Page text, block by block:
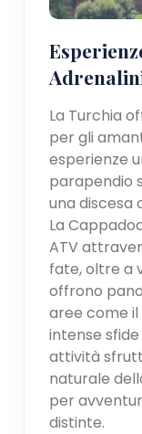
La Turchia
per gli
esperienze
parapendio
una discesa
La
ATV
fate, oltre a
offrono
aree come
intense
attività
naturale
per
distinte.